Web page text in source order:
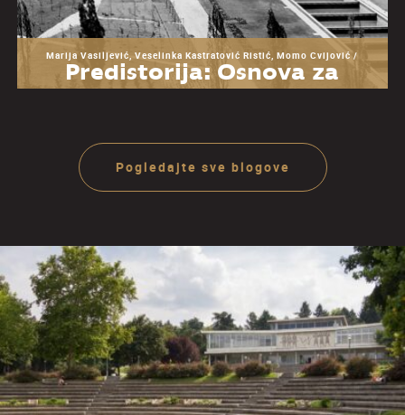
Marija Vasiljević, Veselinka Kastratović Ristić, Momo Cvijović /
Predistorija: Osnova za
Pogledajte sve blogove